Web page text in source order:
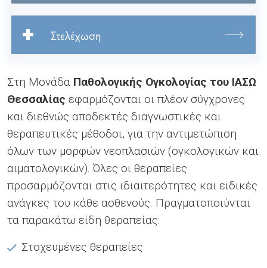
Στελέχωση
Στη Μονάδα Παθολογικής Ογκολογίας του ΙΑΣΩ
Θεσσαλίας εφαρμόζονται οι πλέον σύγχρονες
και διεθνώς αποδεκτές διαγνωστικές και
θεραπευτικές μέθοδοι, για την αντιμετώπιση
όλων των μορφών νεοπλασιών (ογκολογικών και
αιματολογικών). Όλες οι θεραπείες
προσαρμόζονται στις ιδιαιτερότητες και ειδικές
ανάγκες του κάθε ασθενούς. Πραγματοποιύνται
τα παρακάτω είδη θεραπείας:
Στοχευμένες θεραπείες